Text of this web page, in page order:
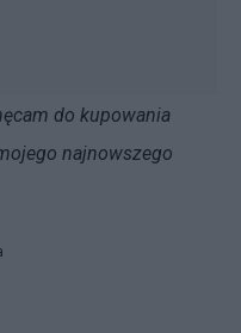
do kupowania
najnowszego